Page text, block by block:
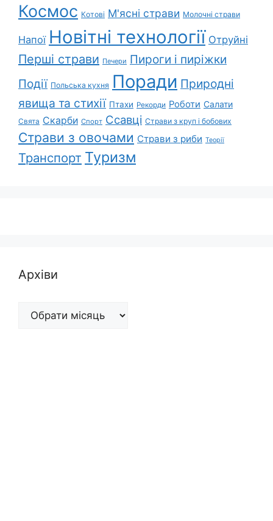
Космос Котові М'ясні страви Молочні страви
Напої Новітні технології Отруйні
Перші страви Печери Пироги і пиріжки
Події Польська кухня Поради Природні
явища та стихії Птахи Рекорди Роботи Салати
Свята Скарби Спорт Ссавці Страви з круп і бобових
Страви з овочами Страви з риби Теорії
Транспорт Туризм
Архіви
Архіви